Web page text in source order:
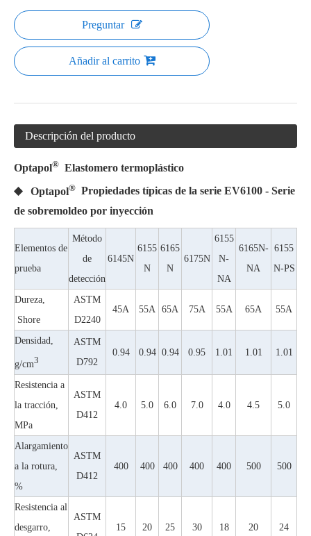
Preguntar
Añadir al carrito
Descripción del producto
Optapol® Elastomero termoplástico
◆ Optapol® Propiedades típicas de la serie EV6100 - Serie
de sobremoldeo por inyección
Elementos de
prueba
Método
de
detección
6145N
6155
N
6165
N
6175N
6155
N-
NA
6165N-
NA
6155
N-PS
Dureza,
Shore
ASTM
D2240
45A 55A 65A 75A 55A 65A 55A
Densidad,
g/cm3
ASTM
D792
0.94 0.94 0.94 0.95 1.01 1.01 1.01
Resistencia a
la tracción,
MPa
ASTM
D412
4.0 5.0 6.0 7.0 4.0 4.5 5.0
Alargamiento
a la rotura,
%
ASTM
D412
400 400 400 400 400 500 500
Resistencia al
desgarro,
ASTM
15 20 25 30 18 20 24